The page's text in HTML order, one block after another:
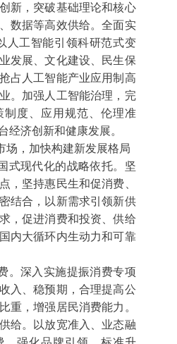
新，突破基础理论和核心
数据等高效供给。全面实
人工智能引领科研范式变
发展、文化建设、民生保
占人工智能产业应用制高
。加强人工智能治理，完
度、应用规范、伦理准
经济创新和健康发展。
场，加快构建新发展格局
式现代化的战略依托。坚
，坚持惠民生和促消费、
结合，以新需求引领新供
，促进消费和投资、供给
内大循环内生动力和可靠
。深入实施提振消费专项
入、稳预期，合理提高公
重，增强居民消费能力。
给。以放宽准入、业态融